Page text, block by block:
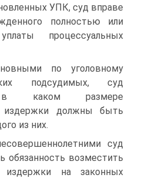
УПК, суд вправе
полностью или
процессуальных
по уголовному
подсудимых, суд
в каком размере
издержки должны быть
из них.
суд
обязанность возместить
издержки на законных